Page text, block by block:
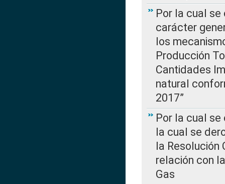
Por la cual
carácter
los
Producción
Cantidades
natural
2017”
Por la cual
la cual se
la Resolución
relación con
Gas